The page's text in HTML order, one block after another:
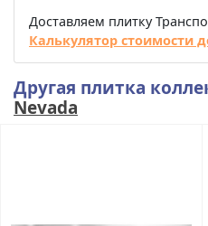
Доставляем плитку
Калькулятор стоимости
Другая плитка
Nevada